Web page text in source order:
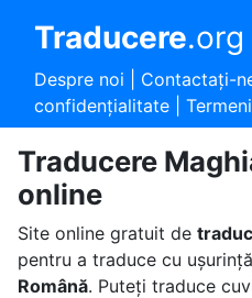
Traducere.org
Despre noi Contactaţi-
confidențialitate|
Traducere
online
Site online gratuit de
pentru a traduce cu ușurință
Română. Puteți traduce